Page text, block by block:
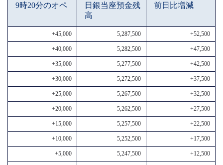
9時20分のオペ
日銀当座預金残
高
前日比増減
+45,000 5,287,500 +52,500
+40,000 5,282,500 +47,500
+35,000 5,277,500 +42,500
+30,000 5,272,500 +37,500
+25,000 5,267,500 +32,500
+20,000 5,262,500 +27,500
+15,000 5,257,500 +22,500
+10,000 5,252,500 +17,500
+5,000 5,247,500 +12,500